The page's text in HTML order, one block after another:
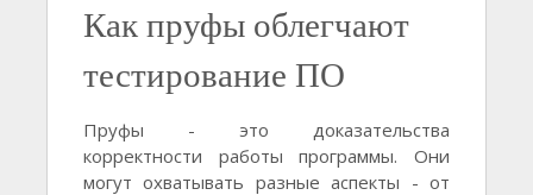
Как пруфы облегчают
тестирование ПО
Пруфы - это доказательства
корректности работы программы. Они
могут охватывать разные аспекты - от